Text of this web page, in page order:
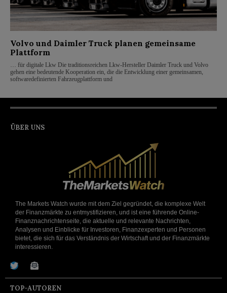
Volvo und Daimler Truck planen gemeinsame
Plattform
… für digitale Lkw Die traditionsreichen Lkw-Hersteller Daimler Truck und Volvo
gehen eine bedeutende Kooperation ein, die die Entwicklung einer gemeinsamen,
softwaredefinierten Fahrzeugplattform und
ÜBER UNS
The Markets Watch wurde mit dem Ziel gegründet, die komplexe Welt
der Finanzmärkte zu entmystifizieren, und ist eine führende Online-
Finanznachrichtenseite, die aktuelle und relevante Nachrichten,
Analysen und Einblicke für Investoren, Finanzexperten und Personen
bietet, die sich für das Verständnis der Wirtschaft und der Finanzmärkte
interessieren.
TOP-AUTOREN